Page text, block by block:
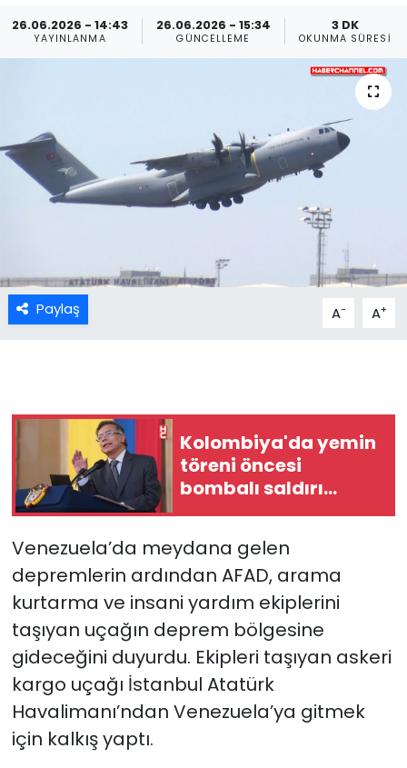
26.06.2026 - 14:43
YAYINLANMA
26.06.2026 - 15:34
GÜNCELLEME
3 DK
OKUNMA SÜRESI
Paylaş A- A+
Kolombiya'da yemin
töreni öncesi
bombalı saldırı
uyarısı
Venezuela’da meydana gelen
depremlerin ardından AFAD, arama
kurtarma ve insani yardım ekiplerini
taşıyan uçağın deprem bölgesine
gideceğini duyurdu. Ekipleri taşıyan askeri
kargo uçağı İstanbul Atatürk
Havalimanı’ndan Venezuela’ya gitmek
için kalkış yaptı.